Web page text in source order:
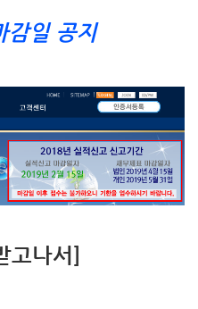
감일 공지
고나서]